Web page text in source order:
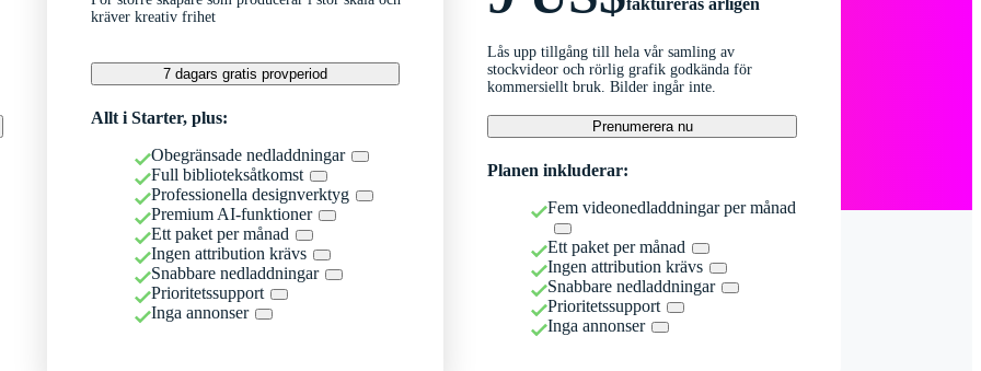
kräver kreativ frihet
7 dagars gratis provperiod
Allt i Starter, plus:
Obegränsade nedladdningar
Full biblioteksåtkomst
Professionella designverktyg
Premium AI-funktioner
Ett paket per månad
Ingen attribution krävs
Snabbare nedladdningar
Prioritetssupport
Inga annonser
faktureras årligen
Lås upp tillgång till hela vår samling av
stockvideor och rörlig grafik godkända för
kommersiellt bruk. Bilder ingår inte.
Prenumerera nu
Planen inkluderar:
Fem videonedladdningar per månad
Ett paket per månad
Ingen attribution krävs
Snabbare nedladdningar
Prioritetssupport
Inga annonser